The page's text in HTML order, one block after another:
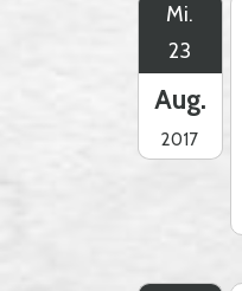
Mi.
23
Aug.
2017